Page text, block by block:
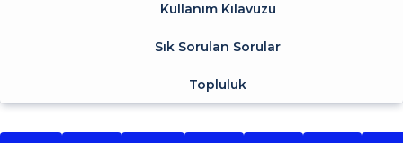
Kullanım Kılavuzu
Sık Sorulan Sorular
Topluluk